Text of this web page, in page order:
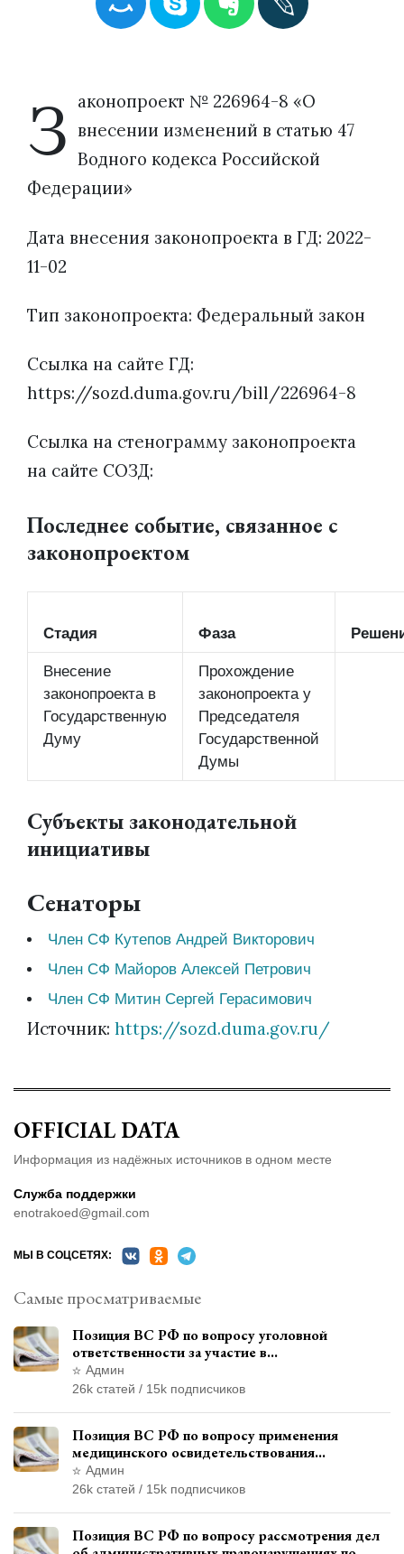
З аконопроект № 226964-8 «О
внесении изменений в статью 47
Водного кодекса Российской
Федерации»
Дата внесения законопроекта в ГД: 2022-
11-02
Тип законопроекта: Федеральный закон
Ссылка на сайте ГД:
https://sozd.duma.gov.ru/bill/226964-8
Ссылка на стенограмму законопроекта
на сайте СОЗД:
Последнее событие, связанное с
законопроектом
Стадия Фаза
Внесение
законопроекта в
Государственную
Думу
Прохождение
законопроекта у
Председателя
Государственной
Думы
Субъекты законодательной
инициативы
Сенаторы
Член СФ Кутепов Андрей Викторович
Член СФ Майоров Алексей Петрович
Член СФ Митин Сергей Герасимович
Источник: https://sozd.duma.gov.ru/
OFFICIAL DATA
Информация из надёжных источников в одном месте
Служба поддержки
enotrakoed@gmail.com
МЫ В СОЦСЕТЯХ:
Самые просматриваемые
Позиция ВС РФ по вопросу уголовной
ответственности за участие в
террористической организации до
официального признания
Админ
26k статей / 15k подписчиков
Позиция ВС РФ по вопросу применения
медицинского освидетельствования
военнослужащих при увольнении с военной
службы
Админ
26k статей / 15k подписчиков
Позиция ВС РФ по вопросу рассмотрения дел